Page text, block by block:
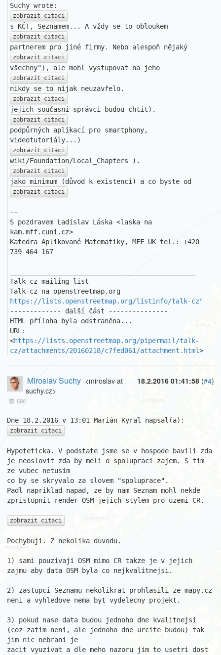
zobrazit citaci
zobrazit citaci
zobrazit citaci
zobrazit citaci
zobrazit citaci
zobrazit citaci
podpůrných aplikací pro smartphony,
zobrazit citaci
zobrazit citaci
zobrazit citaci
--
S pozdravem Ladislav Láska <laska na
kam.mff.cuni.cz>
Katedra Aplikované Matematiky, MFF UK tel.: +420
739 464 167
Talk-cz mailing list
https://lists.openstreetmap.org/listinfo/talk-cz"
------------- další část ---------------
HTML příloha byla odstraněna...
URL:
<https://lists.openstreetmap.org/pipermail/talk-
cz/attachments/20160218/c7fed061/attachment.html>
18.2.2016 01:41:58 (#4)
Miroslav Suchy <miroslav at
suchy.cz>
590
zobrazit citaci
Hypoteticka. V podstate jsme se v hospode bavili zda
je neoslovit zda by meli o spolupraci zajem. S tim
ze vubec netusim
co by se skryvalo za slovem "spoluprace".
Padl napriklad napad, ze by nam Seznam mohl nekde
zpristupnit render OSM jejich stylem pro uzemi CR.
zobrazit citaci
Pochybuji. Z nekolika duvodu.
1) sami pouzivaji OSM mimo CR takze je v jejich
zajmu aby data OSM byla co nejkvalitnejsi.
2) zastupci Seznamu nekolikrat prohlasili ze mapy.cz
neni a vyhledove nema byt vydelecny projekt.
3) pokud nase data budou jednoho dne kvalitnejsi
(coz zatim neni, ale jednoho dne urcite budou) tak
jim nic nebrani je
zacit vyuzivat a dle meho nazoru jim to usetri dost